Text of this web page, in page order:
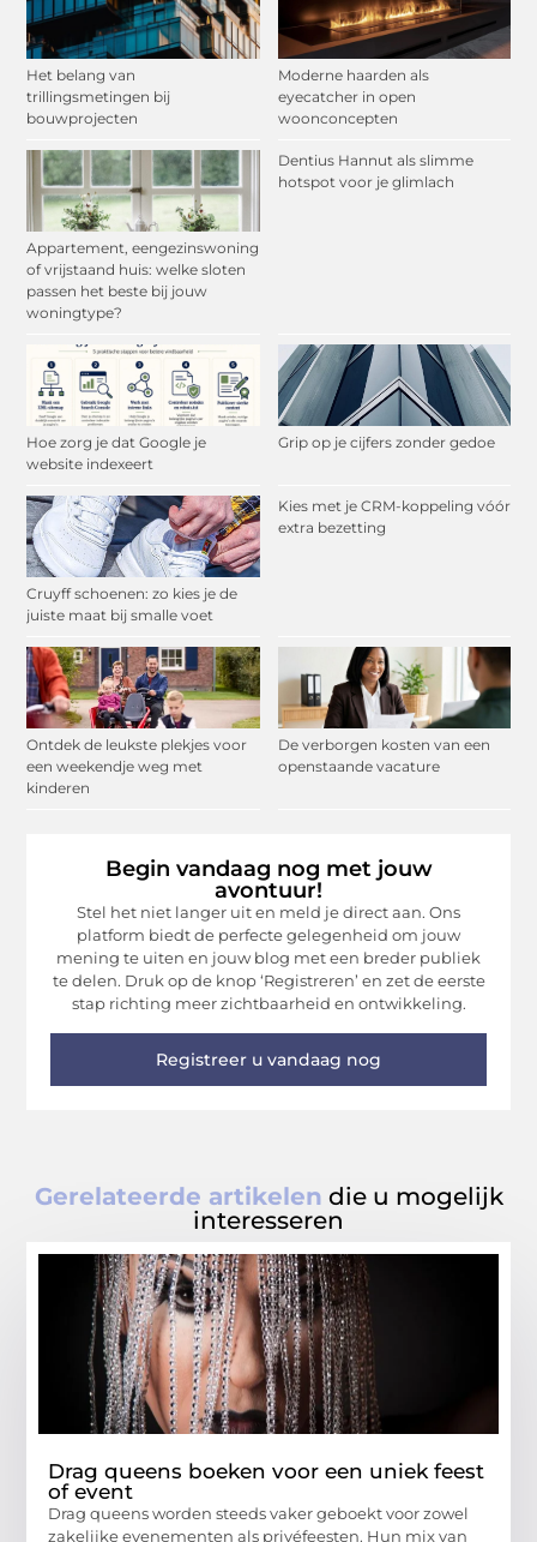
Het belang van
trillingsmetingen bij
bouwprojecten
Moderne haarden als
eyecatcher in open
woonconcepten
Appartement, eengezinswoning
of vrijstaand huis: welke sloten
passen het beste bij jouw
woningtype?
Dentius Hannut als slimme
hotspot voor je glimlach
Hoe zorg je dat Google je
website indexeert
Grip op je cijfers zonder gedoe
Cruyff schoenen: zo kies je de
juiste maat bij smalle voet
Kies met je CRM-koppeling vóór
extra bezetting
Ontdek de leukste plekjes voor
een weekendje weg met
kinderen
De verborgen kosten van een
openstaande vacature
Begin vandaag nog met jouw
avontuur!
Stel het niet langer uit en meld je direct aan. Ons
platform biedt de perfecte gelegenheid om jouw
mening te uiten en jouw blog met een breder publiek
te delen. Druk op de knop ‘Registreren’ en zet de eerste
stap richting meer zichtbaarheid en ontwikkeling.
Registreer u vandaag nog
Gerelateerde artikelen die u mogelijk
interesseren
Drag queens boeken voor een uniek feest
of event
Drag queens worden steeds vaker geboekt voor zowel
zakelijke evenementen als privéfeesten. Hun mix van